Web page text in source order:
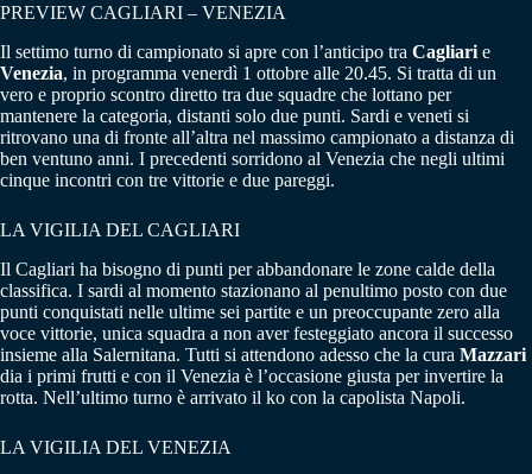
PREVIEW CAGLIARI – VENEZIA
Il settimo turno di campionato si apre con l’anticipo tra Cagliari e
Venezia, in programma venerdì 1 ottobre alle 20.45. Si tratta di un
vero e proprio scontro diretto tra due squadre che lottano per
mantenere la categoria, distanti solo due punti. Sardi e veneti si
ritrovano una di fronte all’altra nel massimo campionato a distanza di
ben ventuno anni. I precedenti sorridono al Venezia che negli ultimi
cinque incontri con tre vittorie e due pareggi.
LA VIGILIA DEL CAGLIARI
Il Cagliari ha bisogno di punti per abbandonare le zone calde della
classifica. I sardi al momento stazionano al penultimo posto con due
punti conquistati nelle ultime sei partite e un preoccupante zero alla
voce vittorie, unica squadra a non aver festeggiato ancora il successo
insieme alla Salernitana. Tutti si attendono adesso che la cura Mazzari
dia i primi frutti e con il Venezia è l’occasione giusta per invertire la
rotta. Nell’ultimo turno è arrivato il ko con la capolista Napoli.
LA VIGILIA DEL VENEZIA